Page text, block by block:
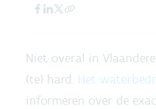
Niet overal in
(te) hard. Het
informeren over de